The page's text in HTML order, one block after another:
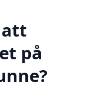
på